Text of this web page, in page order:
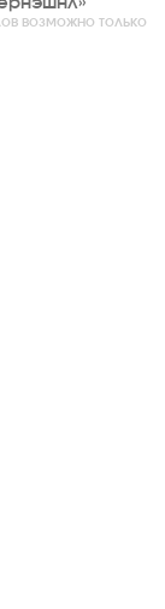
возможно только